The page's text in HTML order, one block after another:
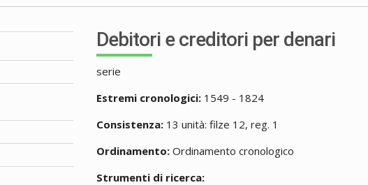
Debitori e creditori per denari
serie
Estremi cronologici: 1549 - 1824
Consistenza: 13 unità: filze 12, reg. 1
Ordinamento: Ordinamento cronologico
Strumenti di ricerca: